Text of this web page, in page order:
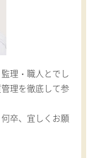
理・職人とでし
理を徹底して参
卒、宜しくお願